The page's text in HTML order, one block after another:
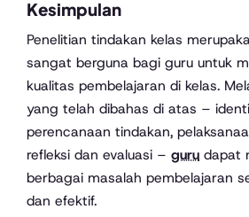
Kesimpulan
Penelitian tindakan kelas
sangat berguna bagi guru untuk
kualitas pembelajaran di kelas.
yang telah dibahas di atas –
perencanaan tindakan,
refleksi dan evaluasi – guru dapat
berbagai masalah pembelajaran
dan efektif.